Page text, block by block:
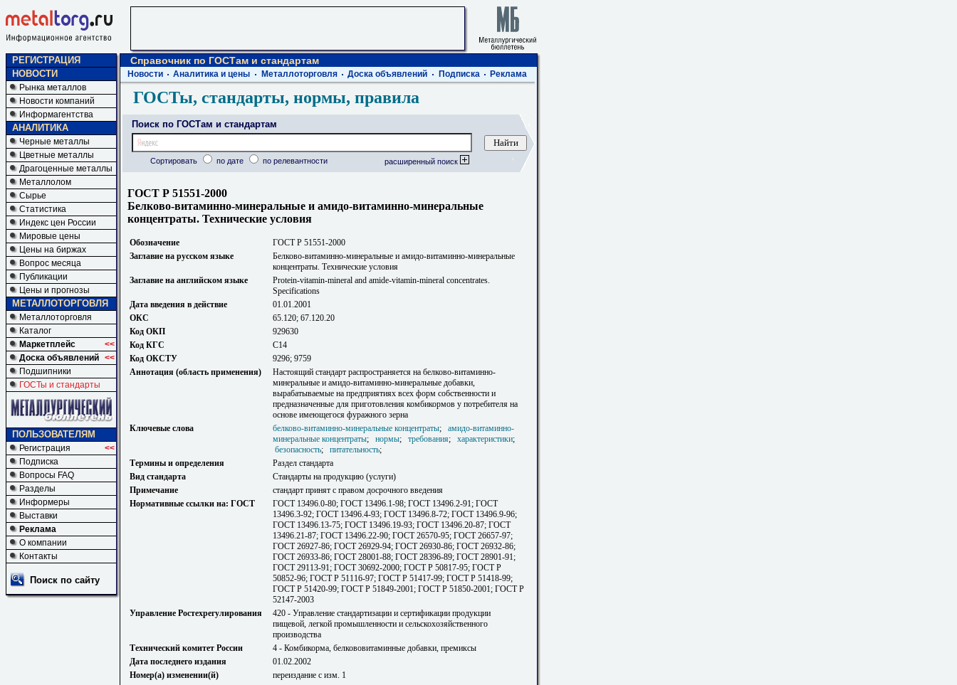
РЕГИСТРАЦИЯ
НОВОСТИ
Рынка металлов
Новости компаний
Информагентства
АНАЛИТИКА
Черные металлы
Цветные металлы
Драгоценные металлы
Металлолом
Сырье
Статистика
Индекс цен России
Мировые цены
Цены на биржах
Вопрос месяца
Публикации
Цены и прогнозы
МЕТАЛЛОТОРГОВЛЯ
Металлоторговля
Каталог
Маркетплейс
<<
Доска объявлений <<
Подшипники
ГОСТы и стандарты
ПОЛЬЗОВАТЕЛЯМ
Регистрация
<<
Подписка
Вопросы FAQ
Разделы
Информеры
Выставки
Реклама
О компании
Контакты
Поиск по сайту
Справочник по ГОСТам и стандартам
Новости Аналитика и цены Металлоторговля Доска объявлений Подписка Реклама
ГОСТы, стандарты, нормы, правила
Поиск по ГОСТам и стандартам
Сортировать по дате по релевантности расширенный поиск
ГОСТ Р 51551-2000
Белково-витаминно-минеральные и амидо-витаминно-минеральные
концентраты. Технические условия
Обозначение
ГОСТ Р 51551-2000
Заглавие на русском языке
Белково-витаминно-минеральные и амидо-витаминно-минеральные
концентраты. Технические условия
Заглавие на английском языке
Protein-vitamin-mineral and amide-vitamin-mineral concentrates.
Specifications
Дата введения в действие
01.01.2001
ОКС
65.120; 67.120.20
Код ОКП
929630
Код КГС
С14
Код ОКСТУ
9296; 9759
Аннотация (область применения)
Настоящий стандарт распространяется на белково-витаминно-
минеральные и амидо-витаминно-минеральные добавки,
вырабатываемые на предприятиях всех форм собственности и
предназначенные для приготовления комбикормов у потребителя на
основе имеющегося фуражного зерна
Ключевые слова
белково-витаминно-минеральные концентраты; амидо-витаминно-
минеральные концентраты; нормы; требования; характеристики;
безопасность; питательность;
Термины и определения
Раздел стандарта
Вид стандарта
Стандарты на продукцию (услуги)
Примечание
стандарт принят с правом досрочного введения
Нормативные ссылки на: ГОСТ
ГОСТ 13496.0-80; ГОСТ 13496.1-98; ГОСТ 13496.2-91; ГОСТ
13496.3-92; ГОСТ 13496.4-93; ГОСТ 13496.8-72; ГОСТ 13496.9-96;
ГОСТ 13496.13-75; ГОСТ 13496.19-93; ГОСТ 13496.20-87; ГОСТ
13496.21-87; ГОСТ 13496.22-90; ГОСТ 26570-95; ГОСТ 26657-97;
ГОСТ 26927-86; ГОСТ 26929-94; ГОСТ 26930-86; ГОСТ 26932-86;
ГОСТ 26933-86; ГОСТ 28001-88; ГОСТ 28396-89; ГОСТ 28901-91;
ГОСТ 29113-91; ГОСТ 30692-2000; ГОСТ Р 50817-95; ГОСТ Р
50852-96; ГОСТ Р 51116-97; ГОСТ Р 51417-99; ГОСТ Р 51418-99;
ГОСТ Р 51420-99; ГОСТ Р 51849-2001; ГОСТ Р 51850-2001; ГОСТ Р
52147-2003
Управление Ростехрегулирования
420 - Управление стандартизации и сертификации продукции
пищевой, легкой промышленности и сельскохозяйственного
производства
Технический комитет России
4 - Комбикорма, белкововитаминные добавки, премиксы
Дата последнего издания
01.02.2002
Номер(а) изменении(й)
переиздание с изм. 1